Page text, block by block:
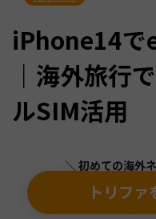
iPhone14で
｜海外旅行
ルSIM活用
＼ 初めての海外
トリフ